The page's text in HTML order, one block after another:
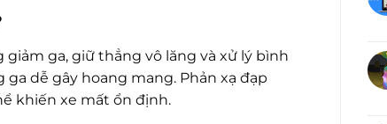
ga, giữ thẳng vô lăng và xử lý bình
dễ gây hoang mang. Phản xạ đạp
khiến xe mất ổn định.